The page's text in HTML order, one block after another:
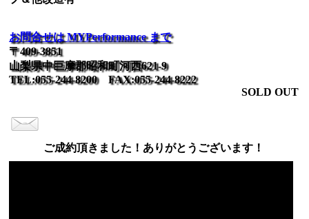
お問合せは MYPerformance まで
〒409-3851
山梨県中巨摩郡昭和町河西621-9
TEL:055-244-8200 FAX:055-244-8222
SOLD OUT
ご成約頂きました！ありがとうございます！